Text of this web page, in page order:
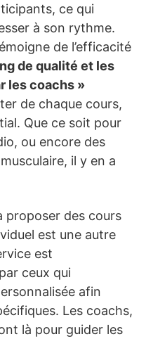
ce qui
à son rythme.
de l’efficacité
de qualité et les
les coachs »
de chaque cours,
Que ce soit pour
ou encore des
il y en a
proposer des cours
est une autre
est
ceux qui
afin
Les coachs,
là pour guider les